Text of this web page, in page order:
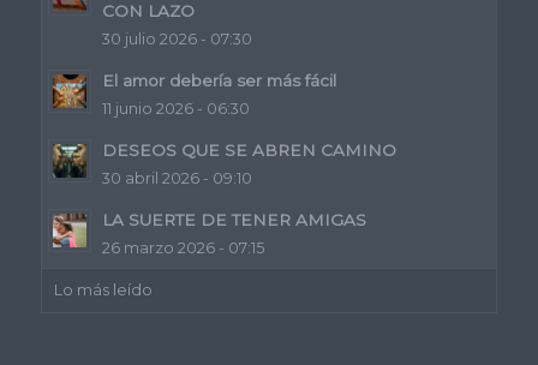
CON LAZO
30 julio 2026 - 07:30
El amor debería ser más fácil
11 junio 2026 - 06:30
DESEOS QUE SE ABREN CAMINO
30 abril 2026 - 09:10
LA SUERTE DE TENER AMIGAS
26 marzo 2026 - 07:15
Lo más leído